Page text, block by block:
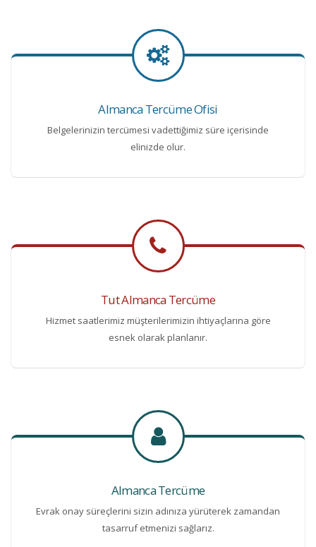
Almanca Tercüme Ofisi
Belgelerinizin tercümesi vadettiğimiz süre içerisinde
elinizde olur.
Tut Almanca Tercüme
Hizmet saatlerimiz müşterilerimizin ihtiyaçlarına göre
esnek olarak planlanır.
Almanca Tercüme
Evrak onay süreçlerini sizin adınıza yürüterek zamandan
tasarruf etmenizi sağlarız.